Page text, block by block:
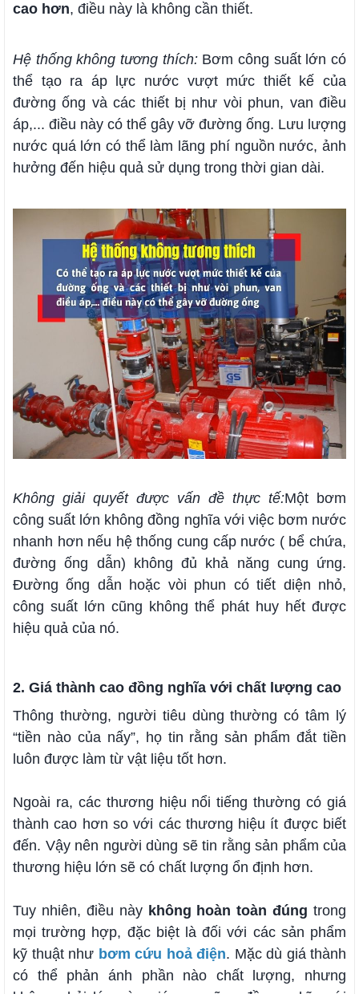
cao hơn, điều này là không cần thiết.
Hệ thống không tương thích:Bơm công suất lớn có
thể tạo ra áp lực nước vượt mức thiết kế của
đường ống và các thiết bị như vòi phun, van điều
áp,... điều này có thể gây vỡ đường ống. Lưu lượng
nước quá lớn có thể làm lãng phí nguồn nước, ảnh
hưởng đến hiệu quả sử dụng trong thời gian dài.
Không giải quyết được vấn đề thực tế:Một bơm
công suất lớn không đồng nghĩa với việc bơm nước
nhanh hơn nếu hệ thống cung cấp nước ( bể chứa,
đường ống dẫn) không đủ khả năng cung ứng.
Đường ống dẫn hoặc vòi phun có tiết diện nhỏ,
công suất lớn cũng không thể phát huy hết được
hiệu quả của nó.
2. Giá thành cao đồng nghĩa với chất lượng cao
Thông thường, người tiêu dùng thường có tâm lý
“tiền nào của nấy”, họ tin rằng sản phẩm đắt tiền
luôn được làm từ vật liệu tốt hơn.
Ngoài ra, các thương hiệu nổi tiếng thường có giá
thành cao hơn so với các thương hiệu ít được biết
đến. Vậy nên người dùng sẽ tin rằng sản phẩm của
thương hiệu lớn sẽ có chất lượng ổn định hơn.
Tuy nhiên, điều này không hoàn toàn đúng trong
mọi trường hợp, đặc biệt là đối với các sản phẩm
kỹ thuật như bơm cứu hoả điện. Mặc dù giá thành
có thể phản ánh phần nào chất lượng, nhưng